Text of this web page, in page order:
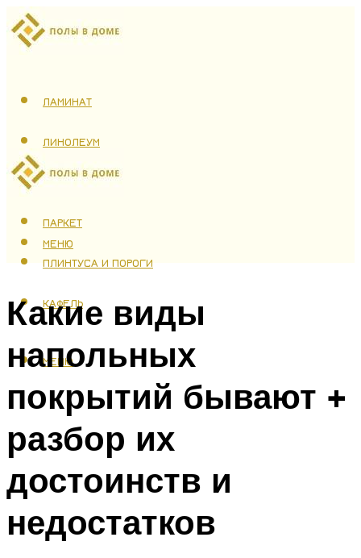
ЛАМИНАТ
ЛИНОЛЕУМ
ТЕПЛЫЙ ПОЛ
ПАРКЕТ
ПЛИНТУСА И ПОРОГИ
КАФЕЛЬ
МЕНЮ
МЕНЮ
Какие виды
напольных
покрытий бывают +
разбор их
достоинств и
недостатков